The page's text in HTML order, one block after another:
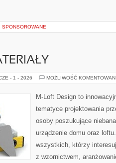
SPONSOROWANE
- 1 - 2026 MOŻLIWOŚĆ
M-Loft Design to
tematyce projektowania
osoby poszukujące
urządzenie domu oraz
wszystkich, którzy
z wzornictwem,